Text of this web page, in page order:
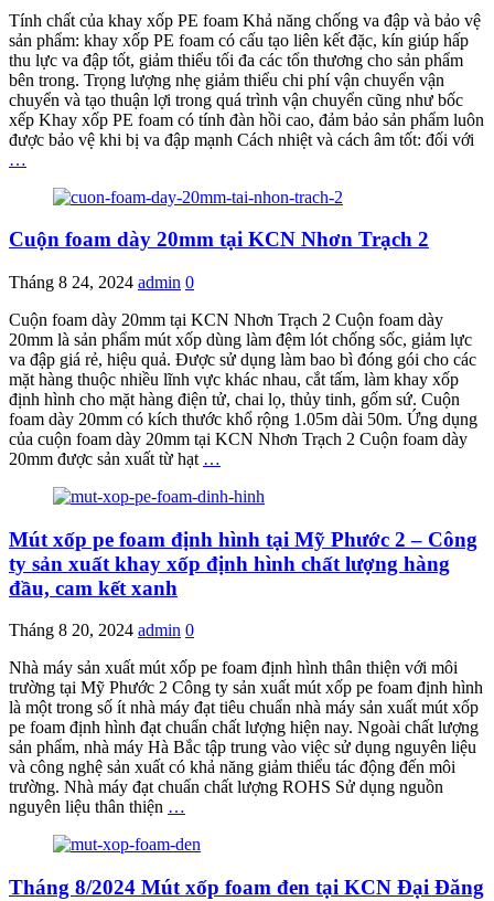
Tính chất của khay xốp PE foam Khả năng chống va đập và bảo vệ
sản phẩm: khay xốp PE foam có cấu tạo liên kết đặc, kín giúp hấp
thu lực va đập tốt, giảm thiểu tối đa các tổn thương cho sản phẩm
bên trong. Trọng lượng nhẹ giảm thiểu chi phí vận chuyển vận
chuyển và tạo thuận lợi trong quá trình vận chuyển cũng như bốc
xếp Khay xốp PE foam có tính đàn hồi cao, đảm bảo sản phẩm luôn
được bảo vệ khi bị va đập mạnh Cách nhiệt và cách âm tốt: đối với
…
Cuộn foam dày 20mm tại KCN Nhơn Trạch 2
Tháng 8 24, 2024 admin 0
Cuộn foam dày 20mm tại KCN Nhơn Trạch 2 Cuộn foam dày
20mm là sản phẩm mút xốp dùng làm đệm lót chống sốc, giảm lực
va đập giá rẻ, hiệu quả. Được sử dụng làm bao bì đóng gói cho các
mặt hàng thuộc nhiều lĩnh vực khác nhau, cắt tấm, làm khay xốp
định hình cho mặt hàng điện tử, chai lọ, thủy tinh, gốm sứ. Cuộn
foam dày 20mm có kích thước khổ rộng 1.05m dài 50m. Ứng dụng
của cuộn foam dày 20mm tại KCN Nhơn Trạch 2 Cuộn foam dày
20mm được sản xuất từ hạt …
Mút xốp pe foam định hình tại Mỹ Phước 2 – Công
ty sản xuất khay xốp định hình chất lượng hàng
đầu, cam kết xanh
Tháng 8 20, 2024 admin 0
Nhà máy sản xuất mút xốp pe foam định hình thân thiện với môi
trường tại Mỹ Phước 2 Công ty sản xuất mút xốp pe foam định hình
là một trong số ít nhà máy đạt tiêu chuẩn nhà máy sản xuất mút xốp
pe foam định hình đạt chuẩn chất lượng hiện nay. Ngoài chất lượng
sản phẩm, nhà máy Hà Bắc tập trung vào việc sử dụng nguyên liệu
và công nghệ sản xuất có khả năng giảm thiểu tác động đến môi
trường. Nhà máy đạt chuẩn chất lượng ROHS Sử dụng nguồn
nguyên liệu thân thiện …
Tháng 8/2024 Mút xốp foam đen tại KCN Đại Đăng